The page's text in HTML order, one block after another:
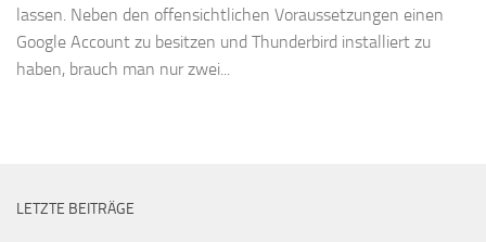
lassen. Neben den offensichtlichen Voraussetzungen einen
Google Account zu besitzen und Thunderbird installiert zu
haben, brauch man nur zwei...
LETZTE BEITRÄGE